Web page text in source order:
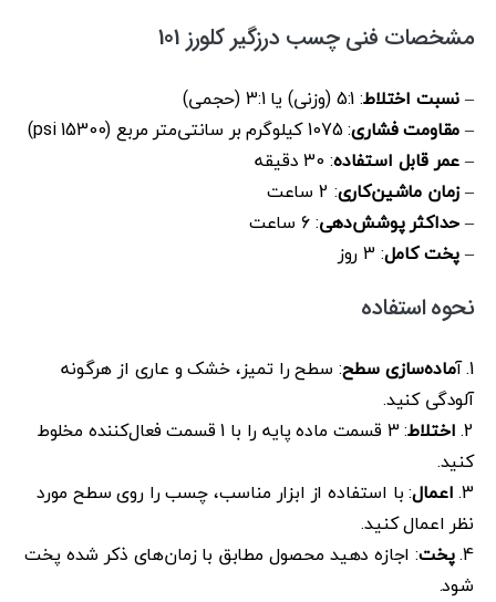
مشخصات فنی چسب درزگیر کلورز 101
–نسبت اختلاط: 5:1 (وزنی) یا 3:1 (حجمی)
–مقاومت فشاری: 1075 کیلوگرم بر سانتی‌متر مربع (15300 psi)
–عمر قابل استفاده: 30 دقیقه
–زمان ماشین‌کاری: 2 ساعت
–حداکثر پوشش‌دهی: 6 ساعت
–پخت کامل: 3 روز
نحوه استفاده
1. آ ماده‌سازی سطح: سطح را تمیز، خشک و عاری از هرگونه
آلودگی کنید.
2. اختلاط
: 3 قسمت ماده پایه را با 1 قسمت فعال‌کننده مخلوط
کنید.
3. اعمال: با استفاده از ابزار مناسب، چسب را روی سطح مورد
نظر اعمال کنید.
4. پخت: اجازه دهید محصول مطابق با زمان‌های ذکر شده پخت
شود.